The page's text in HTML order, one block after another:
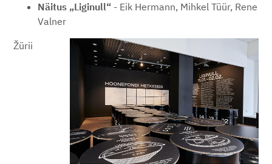
Näitus „Liginull“ - Eik Hermann, Mihkel Tüür, Rene
Valner
Žürii